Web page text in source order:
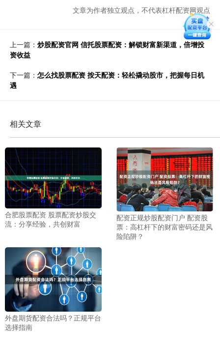
文章为作者独立观点，不代表杠杆配资网观点
上一篇： 炒股配资官网 信托股票配资：解锁财富新渠道，倍增投
资收益
下一篇： 怎么找股票配资 按天配资：轻松撬动股市，把握每日机
遇
相关文章
合肥股票配资 股票配资炒股交
流：分享经验，共创财富
配资正规炒股配资门户 配资股
票：高杠杆下的财富密码还是风
险陷阱？
外盘期货配资合法吗？正规平台
选择指南